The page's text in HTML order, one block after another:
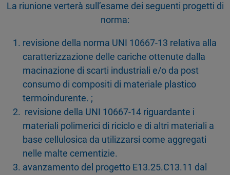
La riunione verterà sull’esame dei seguenti progetti di
norma:
revisione della norma UNI 10667-13 relativa alla
caratterizzazione delle cariche ottenute dalla
macinazione di scarti industriali e/o da post
consumo di compositi di materiale plastico
termoindurente. ;
revisione della UNI 10667-14 riguardante i
materiali polimerici di riciclo e di altri materiali a
base cellulosica da utilizzarsi come aggregati
nelle malte cementizie.
avanzamento del progetto E13.25.C13.11 dal